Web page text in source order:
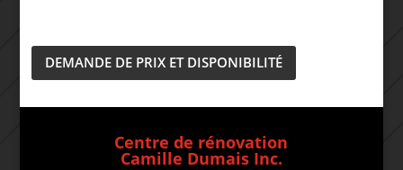
DEMANDE DE PRIX ET DISPONIBILITÉ
Centre de rénovation
Camille Dumais Inc.